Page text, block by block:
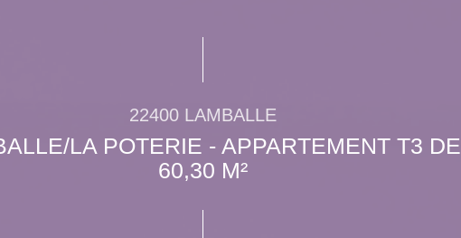
22400 LAMBALLE
LA POTERIE - APPARTEMENT T3 DE
60,30 M²